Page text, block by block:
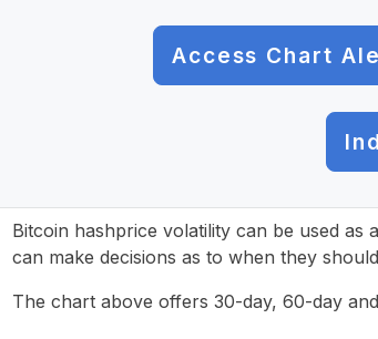
Access Chart
Bitcoin hashprice volatility can be used as
can make decisions as to when they
The chart above offers 30-day, 60-day